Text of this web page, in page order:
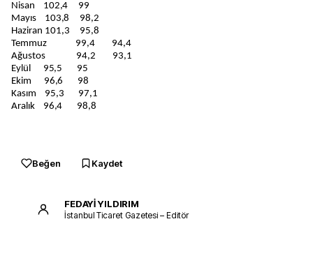
Nisan 102,4 99
Mayıs 103,8 98,2
Haziran 101,3 95,8
Temmuz 99,4 94,4
Ağustos 94,2 93,1
Eylül 95,5 95
Ekim 96,6 98
Kasım 95,3 97,1
Aralık 96,4 98,8
Beğen Kaydet
FEDAYİ YILDIRIM
İstanbul Ticaret Gazetesi – Editör